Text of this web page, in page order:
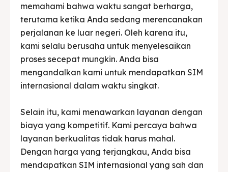
memahami bahwa waktu sangat berharga,
terutama ketika Anda sedang merencanakan
perjalanan ke luar negeri. Oleh karena itu,
kami selalu berusaha untuk menyelesaikan
proses secepat mungkin. Anda bisa
mengandalkan kami untuk mendapatkan SIM
internasional dalam waktu singkat.
Selain itu, kami menawarkan layanan dengan
biaya yang kompetitif. Kami percaya bahwa
layanan berkualitas tidak harus mahal.
Dengan harga yang terjangkau, Anda bisa
mendapatkan SIM internasional yang sah dan